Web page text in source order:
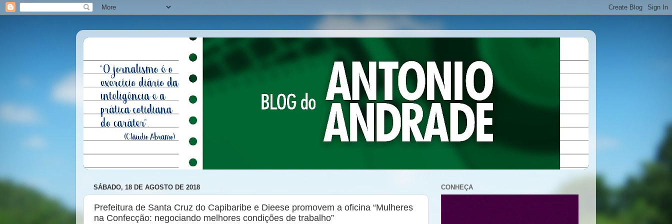
SÁBADO, 18 DE AGOSTO DE 2018
Prefeitura de Santa Cruz do Capibaribe e Dieese promovem a oficina “Mulheres
na Confecção: negociando melhores condições de trabalho”
CONHEÇA